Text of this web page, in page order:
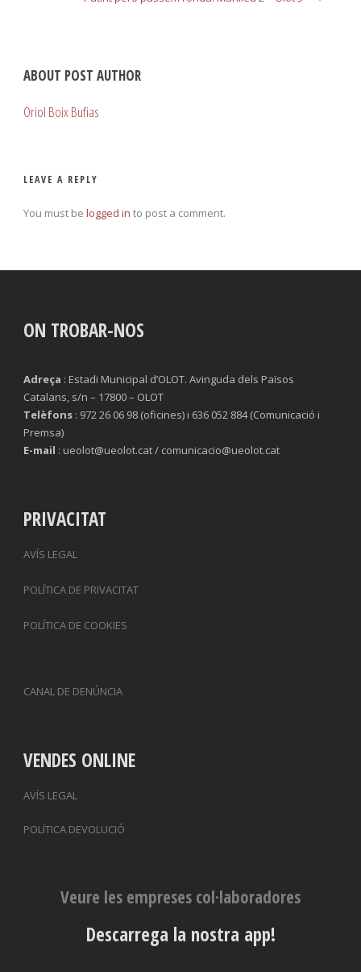
ABOUT POST AUTHOR
Oriol Boix Bufias
LEAVE A REPLY
You must be logged in to post a comment.
ON TROBAR-NOS
Adreça : Estadi Municipal d’OLOT. Avinguda dels Països
Catalans, s/n – 17800 – OLOT
Telèfons : 972 26 06 98 (oficines) i 636 052 884 (Comunicació i
Premsa)
E-mail : ueolot@ueolot.cat / comunicacio@ueolot.cat
PRIVACITAT
AVÍS LEGAL
POLÍTICA DE PRIVACITAT
POLÍTICA DE COOKIES
CANAL DE DENÚNCIA
VENDES ONLINE
AVÍS LEGAL
POLÍTICA DEVOLUCIÓ
Veure les empreses col·laboradores
Descarrega la nostra app!